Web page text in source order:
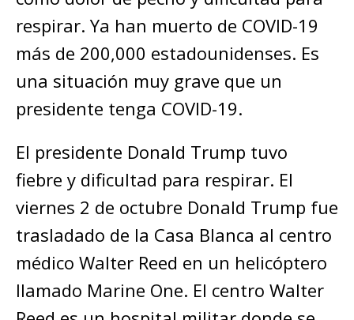
respirar. Ya han muerto de COVID-19
más de 200,000 estadounidenses. Es
una situación muy grave que un
presidente tenga COVID-19.
El presidente Donald Trump tuvo
fiebre y dificultad para respirar. El
viernes 2 de octubre Donald Trump fue
trasladado de la Casa Blanca al centro
médico Walter Reed en un helicóptero
llamado Marine One. El centro Walter